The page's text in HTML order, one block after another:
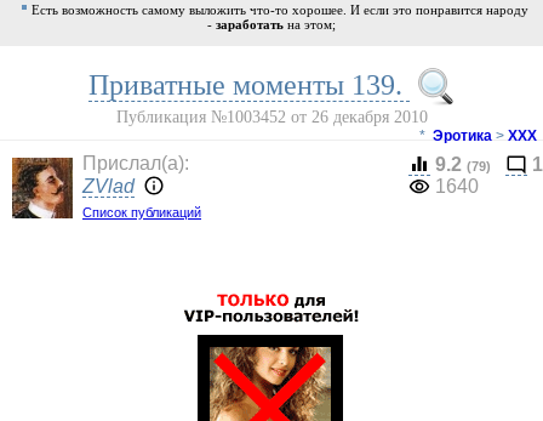
Есть возможность самому выложить что-то хорошее. И если это понравится народу
- заработать на этом;
Приватные моменты 139.
Публикация №1003452 от 26 декабря 2010
* Эротика > ХХХ
Прислал(a):
ZVlad
Список публикаций
9.2 (79)
1
1640